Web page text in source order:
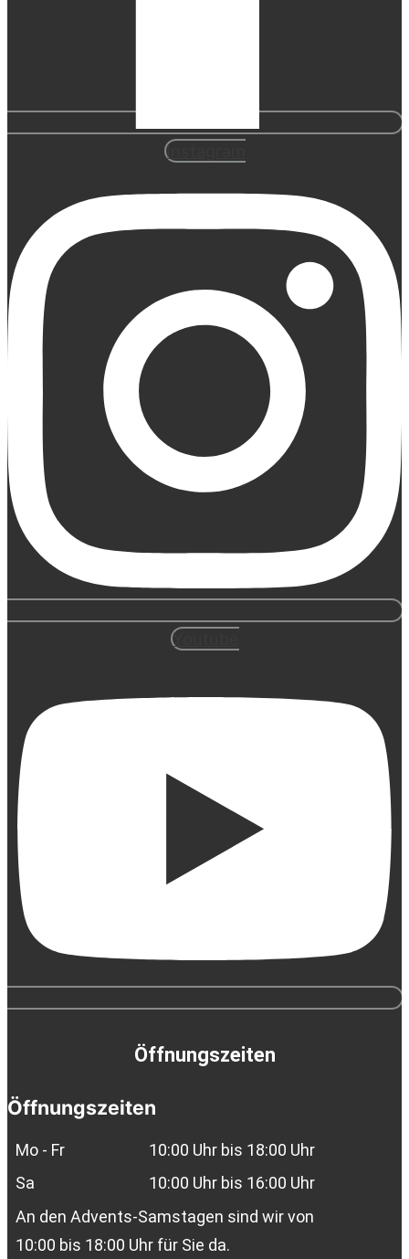
Instagram
Youtube
Öffnungszeiten
Öffnungszeiten
Mo - Fr
10:00 Uhr bis 18:00 Uhr
Sa
10:00 Uhr bis 16:00 Uhr
An den Advents-Samstagen sind wir von
10:00 bis 18:00 Uhr für Sie da.